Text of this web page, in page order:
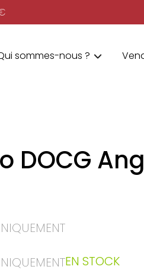
sommes-nous ?
DOCG
EN STOCK